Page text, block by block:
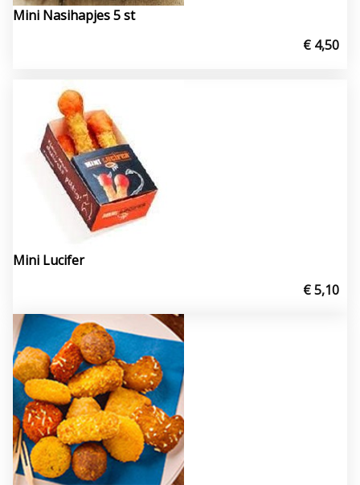
Mini Nasihapjes 5 st
€ 4,50
Mini Lucifer
€ 5,10